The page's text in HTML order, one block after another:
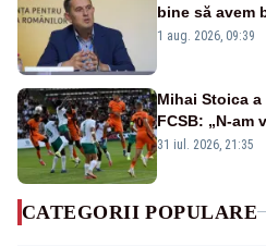
bine să avem
alertei
1 aug. 2026, 09:39
Mihai Stoica
FCSB: „N-am
190 de meciuri
31 iul. 2026, 21:35
CATEGORII POPULARE